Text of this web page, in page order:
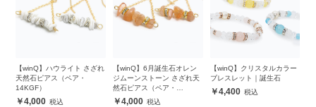
【winQ】ハウライト さざれ
天然石ピアス（ペア・
14KGF）
4,000
【winQ】6月誕生石オレン
ジムーンストーン さざれ天
然石ピアス（ペア・
14KGF）
4,000
【winQ】クリスタルカラー
ブレスレット｜誕生石
4,400